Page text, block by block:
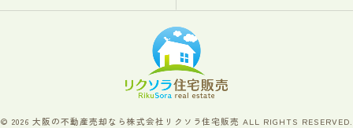
© 2026 大阪の不動産売却なら株式会社リクソラ住宅販売 ALL RIGHTS RESERVED.